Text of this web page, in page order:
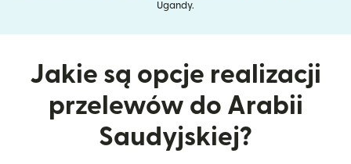
Ugandy.
Jakie są opcje realizacji
przelewów do Arabii
Saudyjskiej?